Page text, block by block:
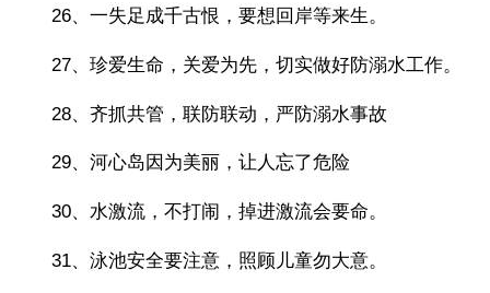
26、一失足成千古恨，要想回岸等来生。
27、珍爱生命，关爱为先，切实做好防溺水工作。
28、齐抓共管，联防联动，严防溺水事故
29、河心岛因为美丽，让人忘了危险
30、水激流，不打闹，掉进激流会要命。
31、泳池安全要注意，照顾儿童勿大意。